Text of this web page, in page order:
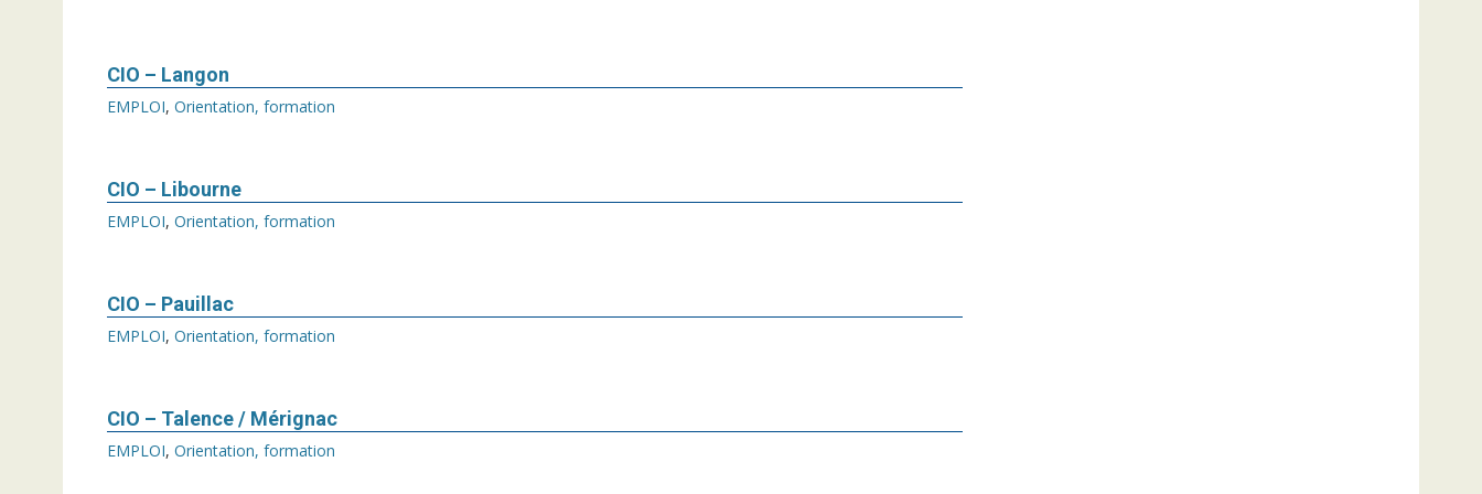
CIO – Langon
EMPLOI, Orientation, formation
CIO – Libourne
EMPLOI, Orientation, formation
CIO – Pauillac
EMPLOI, Orientation, formation
CIO – Talence / Mérignac
EMPLOI, Orientation, formation